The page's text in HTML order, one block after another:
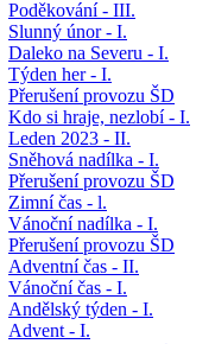
Poděkování - III.
Slunný únor - I.
Daleko na Severu - I.
Týden her - I.
Přerušení provozu ŠD
Kdo si hraje, nezlobí - I.
Leden 2023 - II.
Sněhová nadílka - I.
Přerušení provozu ŠD
Zimní čas - l.
Vánoční nadílka - I.
Přerušení provozu ŠD
Adventní čas - II.
Vánoční čas - I.
Andělský týden - I.
Advent - I.